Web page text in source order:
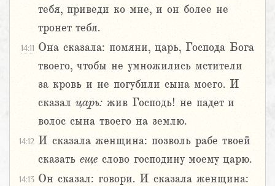
тебя, приведи ко мне, и он более не
тронет тебя.
14:11 Она сказала: помяни, царь, Господа Бога
твоего, чтобы не умножились мстители
за кровь и не погубили сына моего. И
сказал царь: жив Господь! не падет и
волос сына твоего на землю.
14:12 И сказала женщина: позволь рабе твоей
сказать еще слово господину моему царю.
14:13 Он сказал: говори. И сказала женщина: